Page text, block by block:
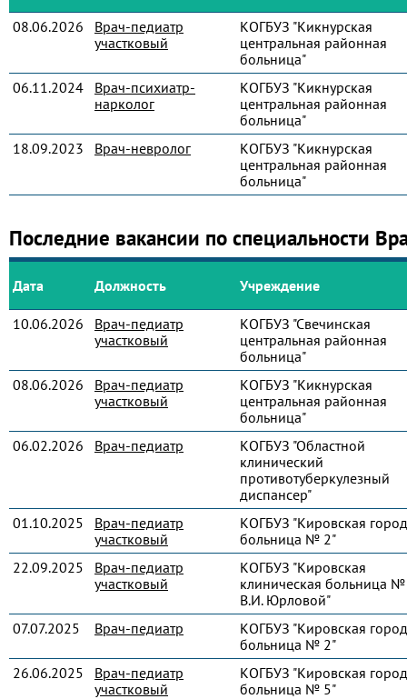
08.06.2026
Врач-педиатр
участковый
КОГБУЗ "Кикнурская
центральная районная
больница"
06.11.2024
Врач-психиатр-
нарколог
КОГБУЗ "Кикнурская
центральная районная
больница"
18.09.2023
Врач-невролог
КОГБУЗ "Кикнурская
центральная районная
больница"
Последние вакансии по специальности
Дата Должность Учреждение
10.06.2026
Врач-педиатр
участковый
КОГБУЗ "Свечинская
центральная районная
больница"
08.06.2026
Врач-педиатр
участковый
КОГБУЗ "Кикнурская
центральная районная
больница"
06.02.2026
Врач-педиатр
КОГБУЗ "Областной
клинический
противотуберкулезный
диспансер"
01.10.2025
Врач-педиатр
участковый
КОГБУЗ "Кировская
больница № 2"
22.09.2025
Врач-педиатр
участковый
КОГБУЗ "Кировская
клиническая больница
В.И. Юрловой"
07.07.2025
Врач-педиатр
КОГБУЗ "Кировская
больница № 2"
26.06.2025
Врач-педиатр
участковый
КОГБУЗ "Кировская
больница № 5"